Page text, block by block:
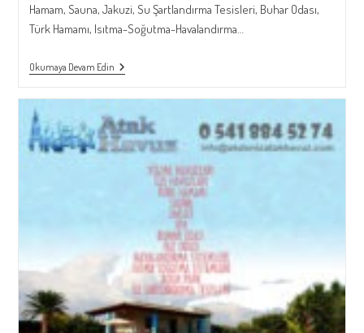
Hamam, Sauna, Jakuzi, Su Şartlandırma Tesisleri, Buhar Odası,
Türk Hamamı, Isıtma-Soğutma-Havalandırma…
Okumaya Devam EdinSİİRT
Yapımı